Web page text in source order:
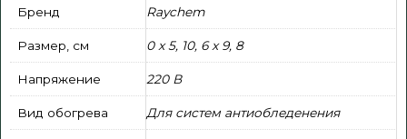
Бренд Raychem
Размер, см 0 x 5, 10, 6 x 9, 8
Напряжение 220 В
Вид обогрева Для систем антиобледенения